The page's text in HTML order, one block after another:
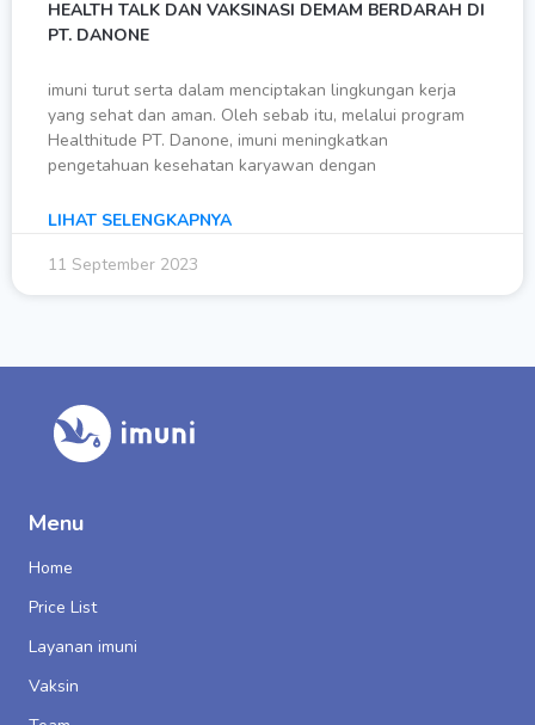
HEALTH TALK DAN VAKSINASI DEMAM BERDARAH DI
PT. DANONE
imuni turut serta dalam menciptakan lingkungan kerja
yang sehat dan aman. Oleh sebab itu, melalui program
Healthitude PT. Danone, imuni meningkatkan
pengetahuan kesehatan karyawan dengan
LIHAT SELENGKAPNYA
11 September 2023
Menu
Home
Price List
Layanan imuni
Vaksin